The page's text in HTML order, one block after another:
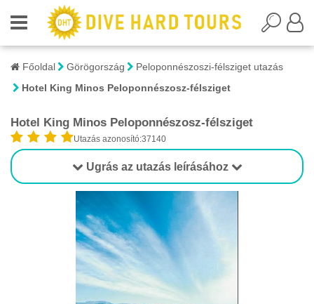
Főoldal Görögország
Peloponnészoszi-félsziget utazás
Hotel King Minos Peloponnészosz-félsziget
Hotel King Minos Peloponnészosz-félsziget
Utazás azonosító:37140
Ugrás az utazás leírásához